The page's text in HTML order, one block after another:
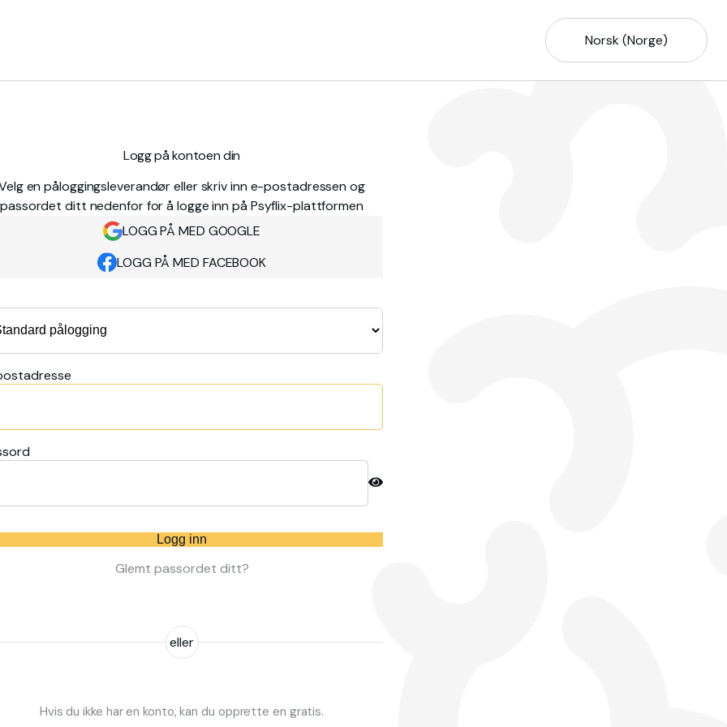
Norsk (Norge)
Logg på kontoen din
en påloggingsleverandør eller skriv inn e-postadressen og
passordet ditt nedenfor for å logge inn på Psyflix-plattformen
LOGG PÅ MED GOOGLE
LOGG PÅ MED FACEBOOK
Logg inn
Glemt passordet ditt?
eller
Hvis du ikke har en konto, kan du opprette en gratis.